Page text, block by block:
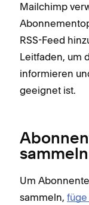
Mailchimp
RSS-Feed
Leitfaden, um
informieren
geeignet ist.
sammeln
Um
sammeln,